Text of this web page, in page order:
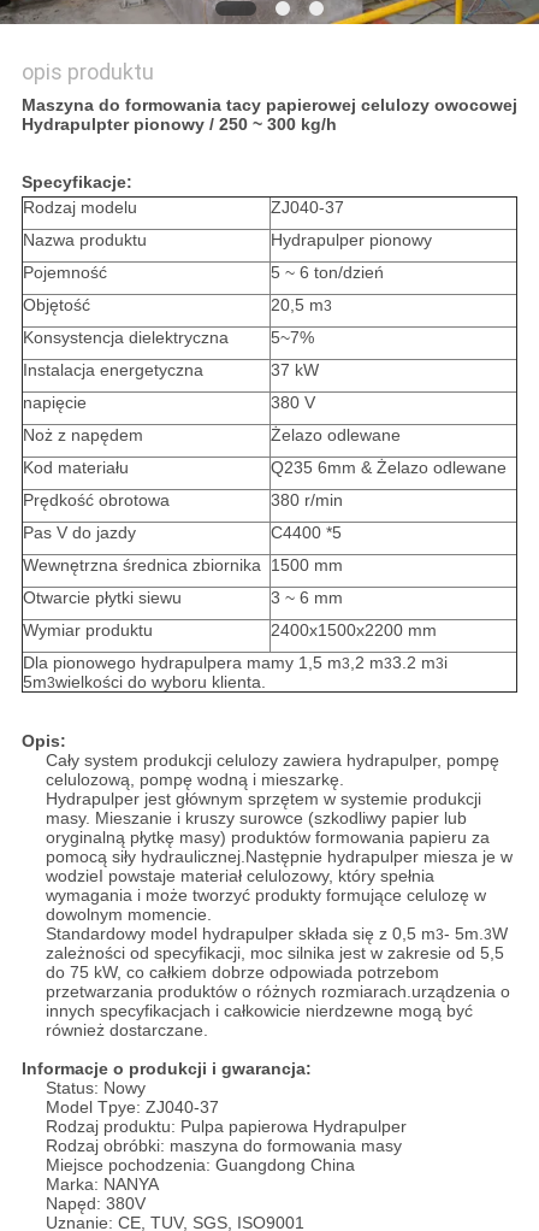
opis produktu
Maszyna do formowania tacy papierowej celulozy owocowej
Hydrapulpter pionowy / 250 ~ 300 kg/h
Specyfikacje:
Rodzaj modelu
ZJ040-37
Nazwa produktu
Hydrapulper pionowy
Pojemność
5 ~ 6 ton/dzień
Objętość
20,5 m3
Konsystencja dielektryczna
5~7%
Instalacja energetyczna
37 kW
napięcie
380 V
Noż z napędem
Żelazo odlewane
Kod materiału
Q235 6mm & Żelazo odlewane
Prędkość obrotowa
380 r/min
Pas V do jazdy
C4400 *5
Wewnętrzna średnica zbiornika
1500 mm
Otwarcie płytki siewu
3 ~ 6 mm
Wymiar produktu
2400x1500x2200 mm
Dla pionowego hydrapulpera mamy 1,5 m3 ,2 m33.2 m3i
5m3wielkości do wyboru klienta.
Opis:
Cały system produkcji celulozy zawiera hydrapulper, pompę
celulozową, pompę wodną i mieszarkę.
Hydrapulper jest głównym sprzętem w systemie produkcji
masy. Mieszanie i kruszy surowce (szkodliwy papier lub
oryginalną płytkę masy) produktów formowania papieru za
pomocą siły hydraulicznej.Następnie hydrapulper miesza je w
wodzieI powstaje materiał celulozowy, który spełnia
wymagania i może tworzyć produkty formujące celulozę w
dowolnym momencie.
Standardowy model hydrapulper składa się z 0,5 m3- 5m. 3W
zależności od specyfikacji, moc silnika jest w zakresie od 5,5
do 75 kW, co całkiem dobrze odpowiada potrzebom
przetwarzania produktów o różnych rozmiarach.urządzenia o
innych specyfikacjach i całkowicie nierdzewne mogą być
również dostarczane.
Informacje o produkcji i gwarancja:
Status: Nowy
Model Tpye: ZJ040-37
Rodzaj produktu: Pulpa papierowa Hydrapulper
Rodzaj obróbki: maszyna do formowania masy
Miejsce pochodzenia: Guangdong China
Marka: NANYA
Napęd: 380V
Uznanie: CE, TUV, SGS, ISO9001